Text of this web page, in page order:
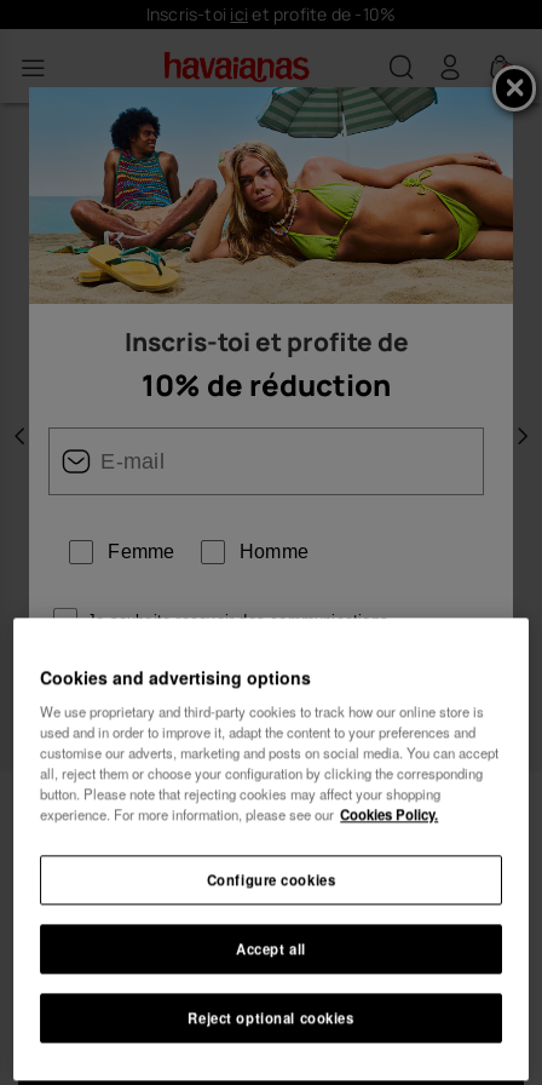
Inscris-toiiciet profite de -10%
0
Précédent
Havaianas Casual bag
Livraison offerte sur toutes tes commandes
Inscris-toi et profite de
10% de réduction
Femme Homme
Je souhaite recevoir des communications
Politique de Confidentialité.
je veux 10% de
réduction
Cookies and advertising options
We use proprietary and third-party cookies to track how our online store is
used and in order to improve it, adapt the content to your preferences and
customise our adverts, marketing and posts on social media. You can accept
all, reject them or choose your configuration by clicking the corresponding
button. Please note that rejecting cookies may affect your shopping
experience. For more information, please see our Cookies Policy.
Reject optional cookies
Accept all
Configure cookies